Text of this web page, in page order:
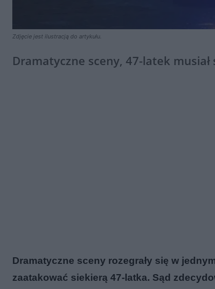
Zdjęcie jest ilustracją do artykułu.
Dramatyczne sceny, 47-latek musiał
Dramatyczne sceny rozegrały się w
zaatakować siekierą 47-latka. Sąd